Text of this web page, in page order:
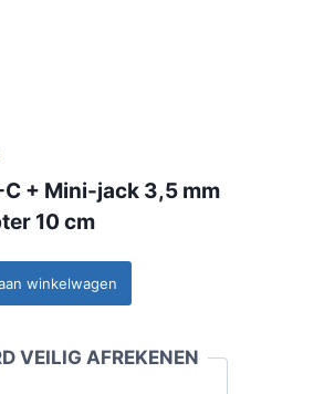
C + Mini-jack 3,5 mm
10 cm
winkelwagen
VEILIG AFREKENEN